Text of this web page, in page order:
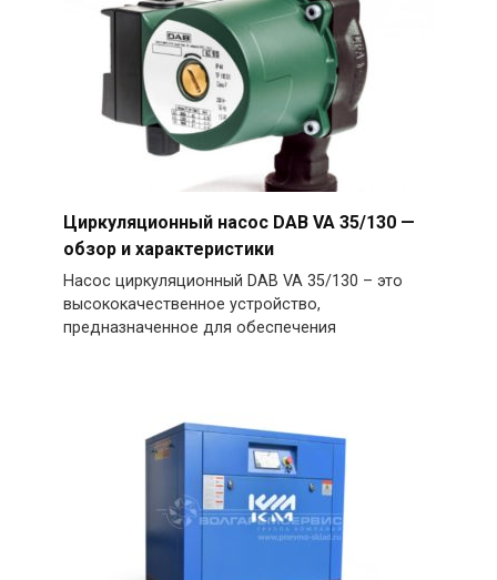
Циркуляционный насос DAB VA 35/130 —
обзор и характеристики
Насос циркуляционный DAB VA 35/130 – это
высококачественное устройство,
предназначенное для обеспечения